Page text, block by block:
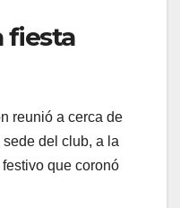
fiesta
reunió a cerca de
del club, a la
que coronó